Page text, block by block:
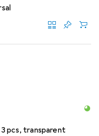
pcs, transparent